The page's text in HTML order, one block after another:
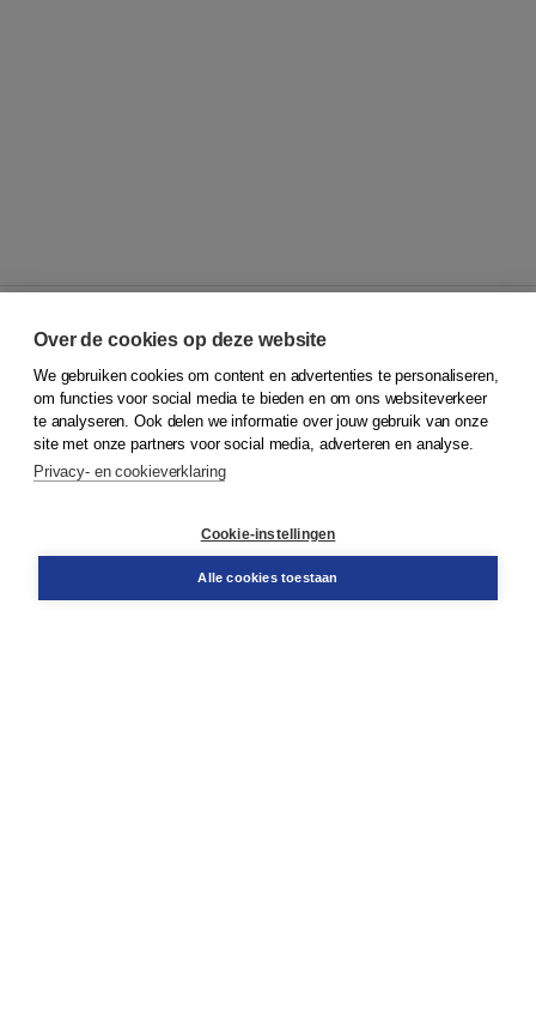
© 2026Koninklijke Boom uitgevers
Klantenservice
Service & informatie
Contact
Over de cookies op deze website
We gebruiken cookies om content en advertenties te personaliseren,
om functies voor social media te bieden en om ons websiteverkeer
te analyseren. Ook delen we informatie over jouw gebruik van onze
site met onze partners voor social media, adverteren en analyse.
Privacy- en cookieverklaring
Cookie-instellingen
Alle cookies toestaan